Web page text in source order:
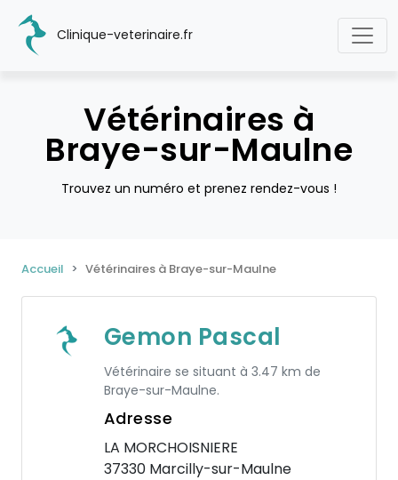
Clinique-veterinaire.fr
Vétérinaires à
Braye-sur-Maulne
Trouvez un numéro et prenez rendez-vous !
Accueil Vétérinaires à Braye-sur-Maulne
Gemon Pascal
Vétérinaire se situant à 3.47 km de
Braye-sur-Maulne.
Adresse
LA MORCHOISNIERE
37330 Marcilly-sur-Maulne